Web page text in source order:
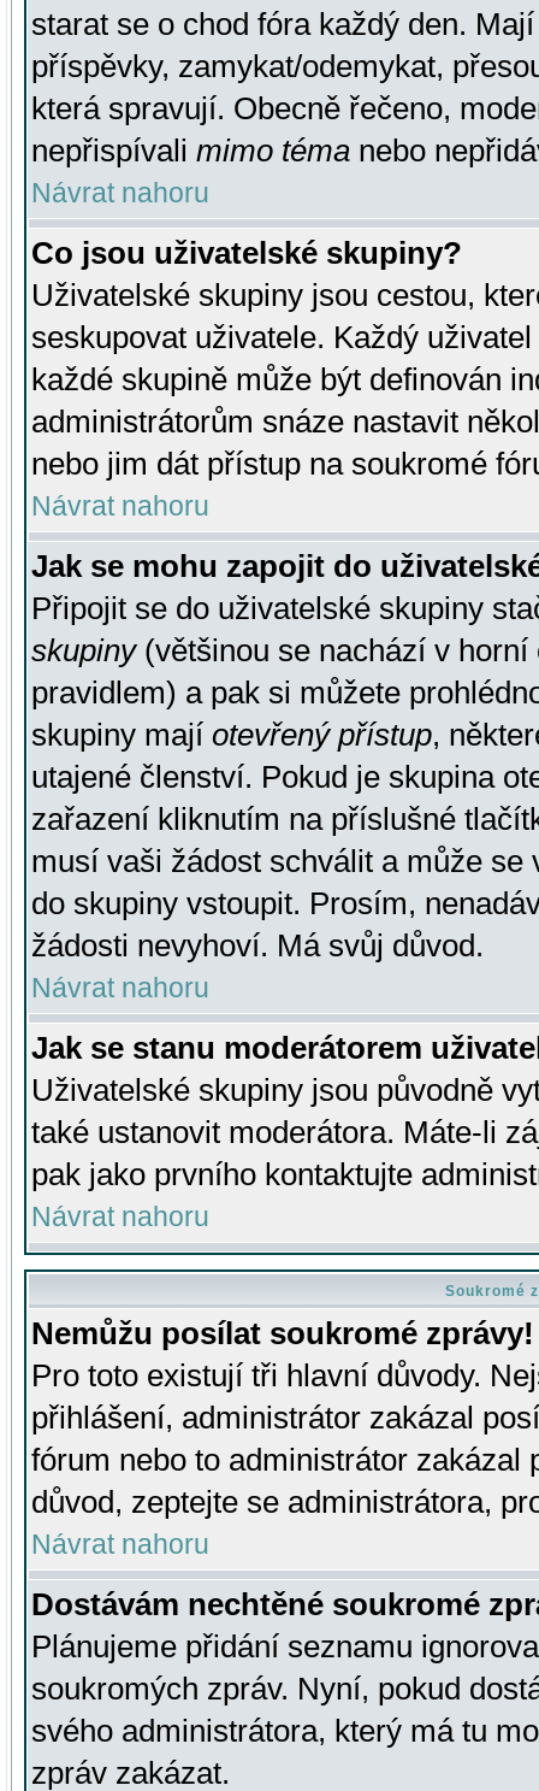
starat se o chod fóra každý den.
příspěvky, zamykat/odemykat,
která spravují. Obecně řečeno,
nepřispívali mimo téma nebo
Návrat nahoru
Co jsou uživatelské skupiny?
Uživatelské skupiny jsou cestou,
seskupovat uživatele. Každý
každé skupině může být definován
administrátorům snáze nastavit
nebo jim dát přístup na soukromé
Návrat nahoru
Jak se mohu zapojit do
Připojit se do uživatelské skupiny
skupiny(většinou se nachází v horní
pravidlem) a pak si můžete
skupiny mají otevřený přístup,
utajené členství. Pokud je skupina
zařazení kliknutím na příslušné
musí vaši žádost schválit a může se
do skupiny vstoupit. Prosím,
žádosti nevyhoví. Má svůj důvod.
Návrat nahoru
Jak se stanu moderátorem
Uživatelské skupiny jsou původně
také ustanovit moderátora. Máte-li
pak jako prvního kontaktujte
Návrat nahoru
Soukromé
Nemůžu posílat soukromé zprávy!
Pro toto existují tři hlavní důvody.
přihlášení, administrátor zakázal
fórum nebo to administrátor zakázal
důvod, zeptejte se administrátora,
Návrat nahoru
Dostávám nechtěné soukromé
Plánujeme přidání seznamu
soukromých zpráv. Nyní, pokud
svého administrátora, který má tu
zpráv zakázat.